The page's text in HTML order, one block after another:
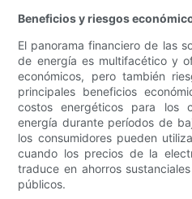
Beneficios y riesgos
El panorama financiero de las
de energía es multifacético y
económicos, pero también
principales beneficios
costos energéticos para los
energía durante períodos de
los consumidores pueden
cuando los precios de la
traduce en ahorros
públicos.